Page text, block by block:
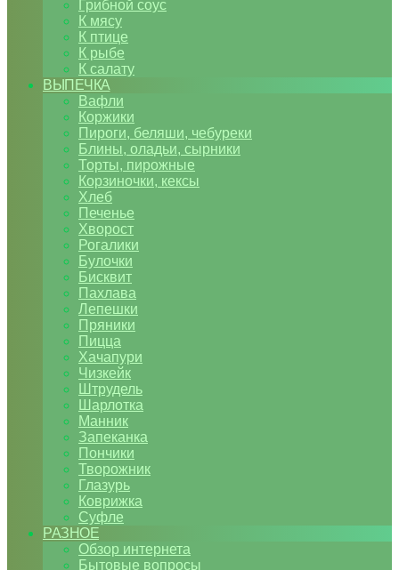
Грибной соус
К мясу
К птице
К рыбе
К салату
ВЫПЕЧКА
Вафли
Коржики
Пироги, беляши, чебуреки
Блины, оладьи, сырники
Торты, пирожные
Корзиночки, кексы
Хлеб
Печенье
Хворост
Рогалики
Булочки
Бисквит
Пахлава
Лепешки
Пряники
Пицца
Хачапури
Чизкейк
Штрудель
Шарлотка
Манник
Запеканка
Пончики
Творожник
Глазурь
Коврижка
Суфле
РАЗНОЕ
Обзор интернета
Бытовые вопросы